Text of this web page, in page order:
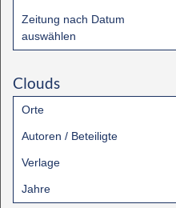
Zeitung nach Datum
auswählen
Clouds
Orte
Autoren / Beteiligte
Verlage
Jahre